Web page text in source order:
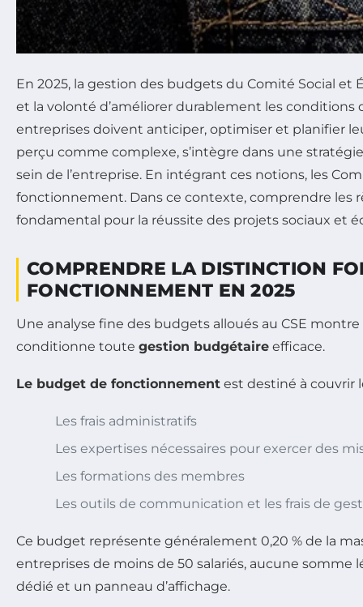
En 2025, la gestion des budgets du Comité Social
et la volonté d’améliorer durablement les
entreprises doivent anticiper, optimiser et planifier
perçu comme complexe, s’intègre dans une
sein de l’entreprise. En intégrant ces notions, les
fonctionnement. Dans ce contexte, comprendre les
fondamental pour la réussite des projets sociaux et
COMPRENDRE LA DISTINCTION
FONCTIONNEMENT EN 2025
Une analyse fine des budgets alloués au CSE
conditionne toute gestion budgétaire efficace.
Le budget de fonctionnement est destiné à couvrir
Les frais administratifs
Les expertises nécessaires pour exercer des
Les formations des membres
Les outils de communication et les frais de
Ce budget représente généralement 0,20 % de la
entreprises de moins de 50 salariés, aucune somme
dédié et un panneau d’affichage.